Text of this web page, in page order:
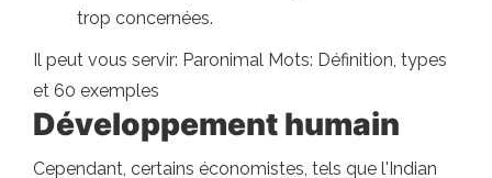
trop concernées.
Il peut vous servir: Paronimal Mots: Définition, types
et 60 exemples
Développement humain
Cependant, certains économistes, tels que l'Indian